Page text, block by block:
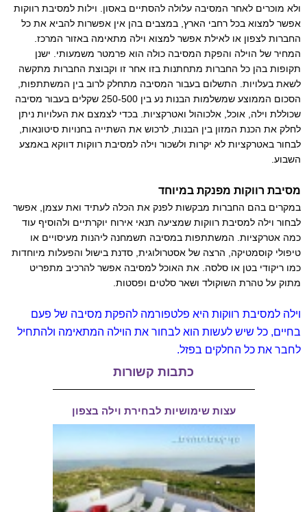
ולא מוכרים לאחר המסיבה עלולה להסתיים באסון. וילות למסיבת רווקות
אפשר למצוא בכל רחבי הארץ, במצבים בהן אין אפשרות להביא את כל
החברות לצפון או לאילת אפשר למצוא וילה מתאימה באזור המרכז.
המחיר של הוילה והפקת המסיבה כולה הוא פרמטר משמעותי. ישנן
תקופות בהן כל החברות מתחתנות בזו אחר זו וקבוצת החברות מתקשה
לשאת בעלויות. התשלום בעבור המסיבה מתחלק לרוב בין המשתתפות,
הסכום הממוצע שמשלמות הבנות נע בין 250-500 שקלים בעבור מסיבה
שכוללת וילה, אוכל, אלכוהול ואטרקציות. בכדי לצמצם את העלויות ניתן
לחלק את הכנת המזון בין הבנות, לרכוש את השתייה בחנויות סיטונאות,
לבחור באטרקציות לא יקרות ולשכור וילה למסיבת רווקות דווקא באמצע
השבוע.
מסיבת רווקות מפנקת במיוחד
במקרים בהם החברות מבקשות לפנק את הכלה לעתיד ואת עצמן, אפשר
לבחור וילה למסיבת רווקות שמציעה תנאי אירוח יוקרתיים ולהוסיף עוד
כמה אטרקציות. המשתתפות במסיבה תשמחנה ליהנות מעיסויים או
טיפולי קוסמטיקה, הרצה של אסטרולוגית, סדנת בישול והפעלות מיוחדות
כמו ריקודי בטן או סלסה. את האוכל למסיבה אפשר להרכיב מתפריט
מתוק על טהרת השוקולד ושאר סלטים ופסטות.
וילה למסיבת רווקות היא פלטפורמה להפקת מסיבה של פעם
בחיים, כל שיש לעשות הוא לבחור את הוילה המתאימה ולהתחיל
לחבר את כל החלקים בפזל.
כתבות קשורות
עצות שימושיות לבחירת וילה בצפון